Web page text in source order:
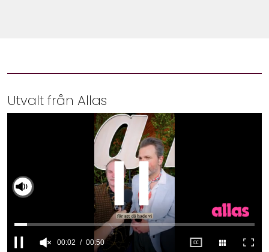
Utvalt från Allas